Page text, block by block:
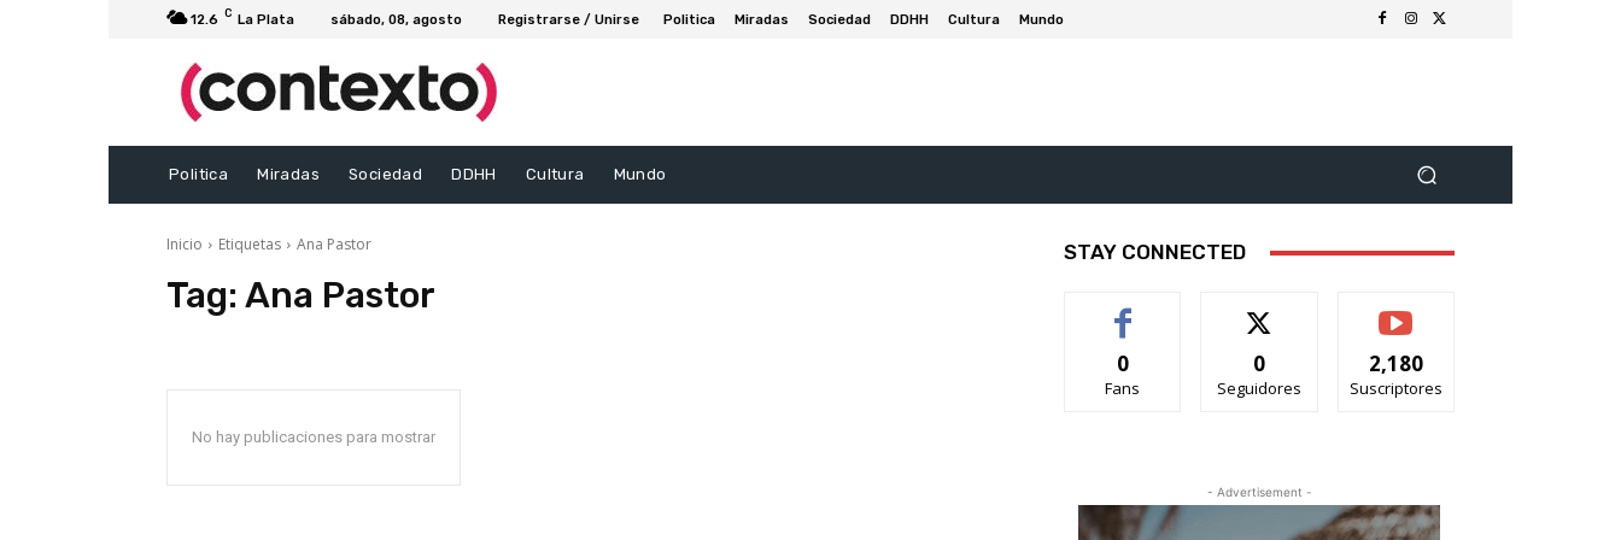
12.6 C La Plata sábado, 08, agosto Registrarse / Unirse Politica Miradas Sociedad DDHH Cultura Mundo
Politica Miradas Sociedad DDHH Cultura Mundo
Inicio Etiquetas Ana Pastor
Tag: Ana Pastor
No hay publicaciones para mostrar
STAY CONNECTED
0
Fans
0
Seguidores
2,180
Suscriptores
- Advertisement -